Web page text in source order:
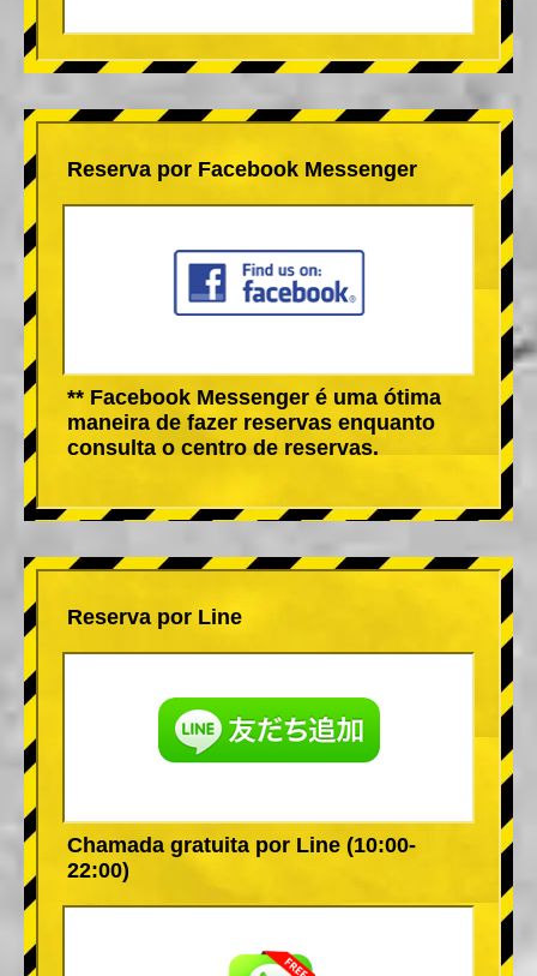
Reserva por Facebook Messenger
** Facebook Messenger é uma ótima
maneira de fazer reservas enquanto
consulta o centro de reservas.
Reserva por Line
Chamada gratuita por Line (10:00-
22:00)